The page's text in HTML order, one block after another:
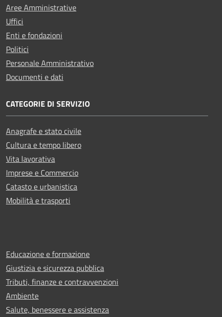
Aree Amministrative
Uffici
Enti e fondazioni
Politici
Personale Amministrativo
Documenti e dati
CATEGORIE DI SERVIZIO
Anagrafe e stato civile
Cultura e tempo libero
Vita lavorativa
Imprese e Commercio
Catasto e urbanistica
Mobilità e trasporti
Educazione e formazione
Giustizia e sicurezza pubblica
Tributi, finanze e contravvenzioni
Ambiente
Salute, benessere e assistenza